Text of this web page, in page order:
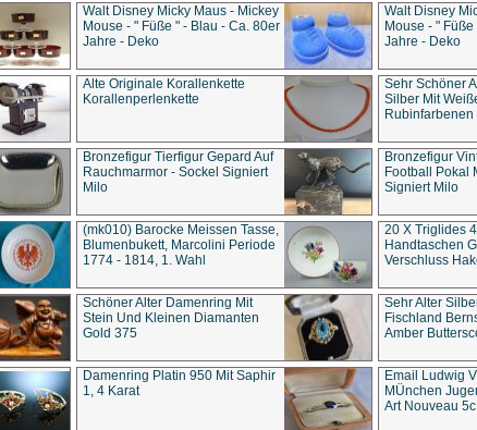
Walt Disney Micky Maus - Mickey
Mouse - " Füße " - Blau - Ca. 80er
Jahre - Deko
Walt Disney
Mouse - "
Jahre - Deko
Alte Originale Korallenkette
Korallenperlenkette
Sehr Schöner
Silber Mit
Rubinfarbenen
Bronzefigur Tierfigur Gepard Auf
Rauchmarmor - Sockel Signiert
Milo
Bronzefigur
Football Pokal
Signiert Milo
(mk010) Barocke Meissen Tasse,
Blumenbukett, Marcolini Periode
1774 - 1814, 1. Wahl
20 X Triglides
Handtaschen
Verschluss
Schöner Alter Damenring Mit
Stein Und Kleinen Diamanten
Gold 375
Sehr Alter
Fischland
Amber
Damenring Platin 950 Mit Saphir
1, 4 Karat
Email Ludwig
MÜnchen
Art Nouveau